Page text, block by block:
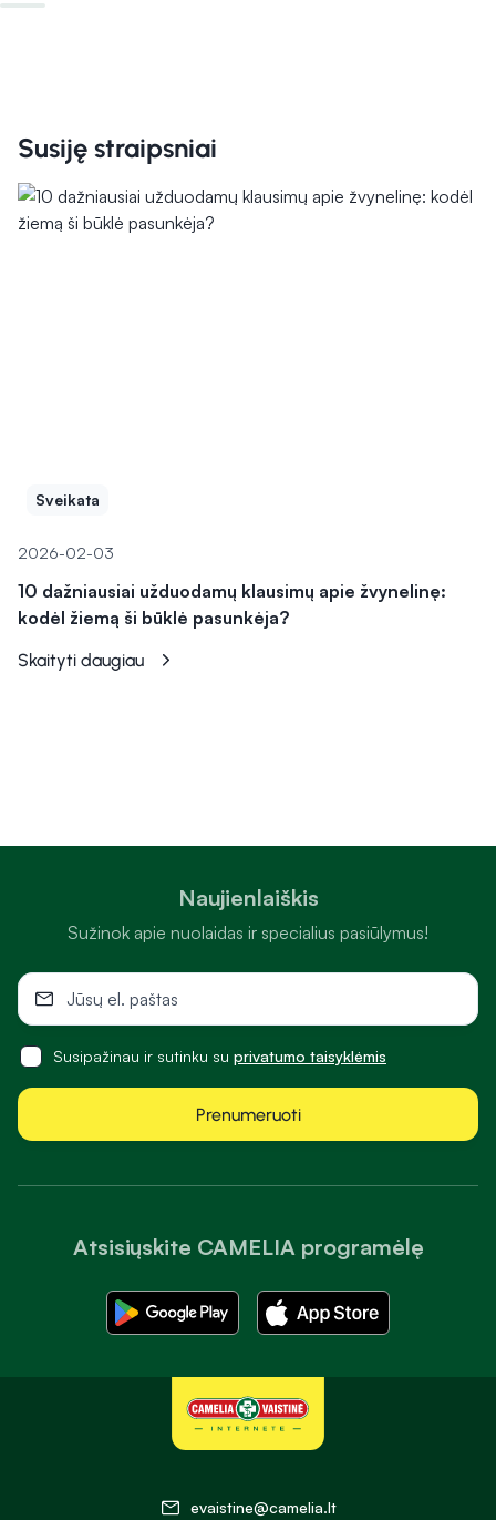
Susiję straipsniai
Sveikata
2026-02-03
10 dažniausiai užduodamų klausimų apie žvynelinę:
kodėl žiemą ši būklė pasunkėja?
Skaityti daugiau
Atsisiųskite CAMELIA programėlę
Naujienlaiškis
Sužinok apie nuolaidas ir specialius pasiūlymus!
Susipažinau ir sutinku su privatumo taisyklėmis
Prenumeruoti
evaistine@camelia.lt